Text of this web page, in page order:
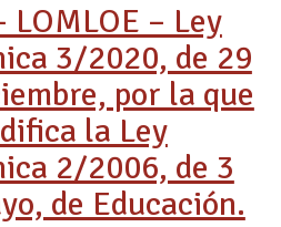
LOMLOE – Ley
3/2020, de 29
por la que
la Ley
2/2006, de 3
de Educación.